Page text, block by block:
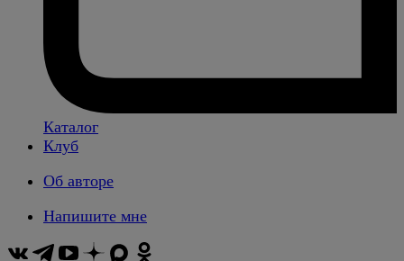
Каталог
Клуб
Об авторе
Напишите мне